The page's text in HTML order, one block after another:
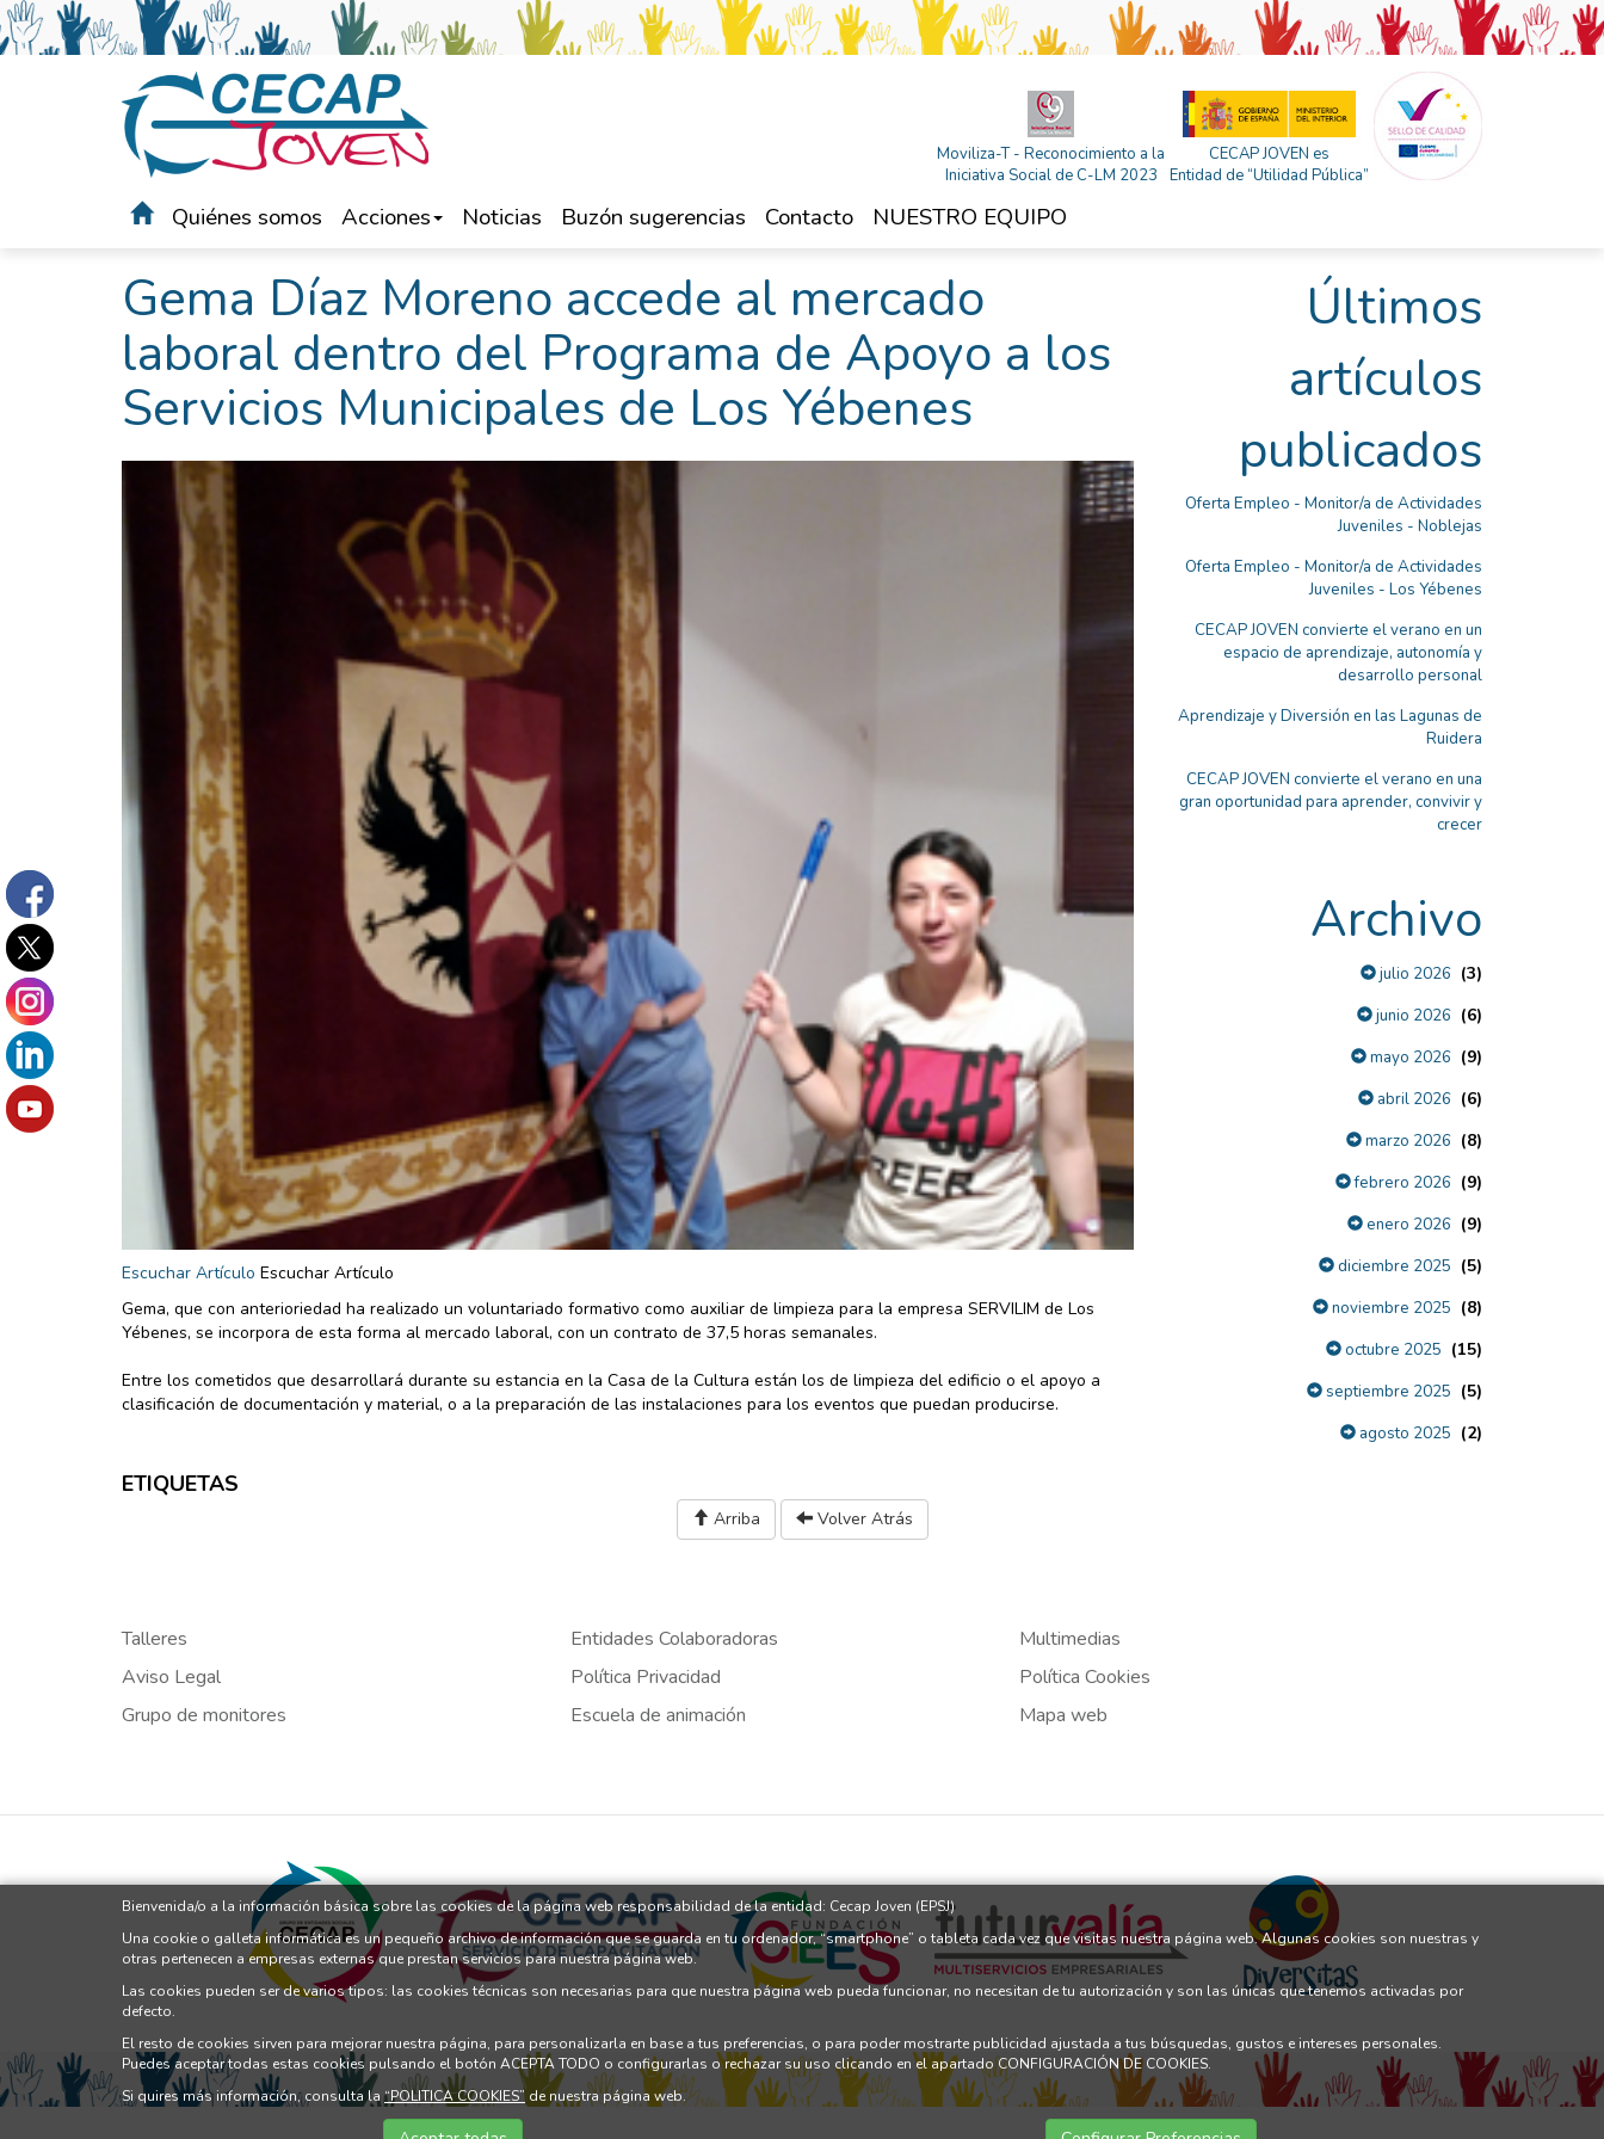
Moviliza-T - Reconocimiento a la
Iniciativa Social de C-LM 2023
CECAP JOVEN es
Entidad de “Utilidad Pública”
Quiénes somos Acciones Noticias Buzón sugerencias Contacto NUESTRO EQUIPO
Gema Díaz Moreno accede al mercado
laboral dentro del Programa de Apoyo a los
Servicios Municipales de Los Yébenes
Escuchar Artículo Escuchar Artículo
Gema, que con anterioriedad ha realizado un voluntariado formativo como auxiliar de limpieza para la empresa SERVILIM de Los
Yébenes, se incorpora de esta forma al mercado laboral, con un contrato de 37,5 horas semanales.
Entre los cometidos que desarrollará durante su estancia en la Casa de la Cultura están los de limpieza del edificio o el apoyo a
clasificación de documentación y material, o a la preparación de las instalaciones para los eventos que puedan producirse.
Últimos
artículos
publicados
Oferta Empleo - Monitor/a de Actividades
Juveniles - Noblejas
Oferta Empleo - Monitor/a de Actividades
Juveniles - Los Yébenes
CECAP JOVEN convierte el verano en un
espacio de aprendizaje, autonomía y
desarrollo personal
Aprendizaje y Diversión en las Lagunas de
Ruidera
CECAP JOVEN convierte el verano en una
gran oportunidad para aprender, convivir y
crecer
Archivo
julio 2026 (3)
junio 2026 (6)
mayo 2026 (9)
abril 2026 (6)
marzo 2026 (8)
febrero 2026 (9)
enero 2026 (9)
diciembre 2025 (5)
noviembre 2025 (8)
octubre 2025 (15)
septiembre 2025 (5)
agosto 2025 (2)
ETIQUETAS
Arriba Volver Atrás
Talleres Entidades Colaboradoras
Multimedias
Aviso Legal
Política Privacidad
Política Cookies
Grupo de monitores
Escuela de animación Mapa web
Bienvenida/o a la información básica sobre las cookies de la página web responsabilidad de la entidad: Cecap Joven (EPSJ)
Una cookie o galleta informática es un pequeño archivo de información que se guarda en tu ordenador, “smartphone” o tableta cada vez que visitas nuestra página web. Algunas cookies son nuestras y
otras pertenecen a empresas externas que prestan servicios para nuestra página web.
Las cookies pueden ser de varios tipos: las cookies técnicas son necesarias para que nuestra página web pueda funcionar, no necesitan de tu autorización y son las únicas que tenemos activadas por
defecto.
El resto de cookies sirven para mejorar nuestra página, para personalizarla en base a tus preferencias, o para poder mostrarte publicidad ajustada a tus búsquedas, gustos e intereses personales.
Puedes aceptar todas estas cookies pulsando el botón ACEPTA TODO o configurarlas o rechazar su uso clicando en el apartado CONFIGURACIÓN DE COOKIES.
Si quires más información, consulta la “POLITICA COOKIES” de nuestra página web.